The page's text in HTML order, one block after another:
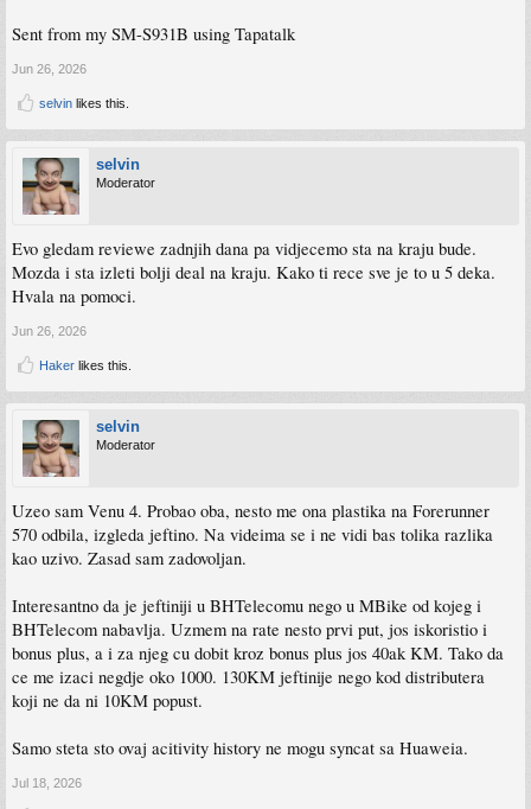
Sent from my SM-S931B using Tapatalk
Jun 26, 2026
selvin likes this.
selvin
Moderator
Evo gledam reviewe zadnjih dana pa vidjecemo sta na kraju bude.
Mozda i sta izleti bolji deal na kraju. Kako ti rece sve je to u 5 deka.
Hvala na pomoci.
Jun 26, 2026
Haker likes this.
selvin
Moderator
Uzeo sam Venu 4. Probao oba, nesto me ona plastika na Forerunner
570 odbila, izgleda jeftino. Na videima se i ne vidi bas tolika razlika
kao uzivo. Zasad sam zadovoljan.
Interesantno da je jeftiniji u BHTelecomu nego u MBike od kojeg i
BHTelecom nabavlja. Uzmem na rate nesto prvi put, jos iskoristio i
bonus plus, a i za njeg cu dobit kroz bonus plus jos 40ak KM. Tako da
ce me izaci negdje oko 1000. 130KM jeftinije nego kod distributera
koji ne da ni 10KM popust.
Samo steta sto ovaj acitivity history ne mogu syncat sa Huaweia.
Jul 18, 2026